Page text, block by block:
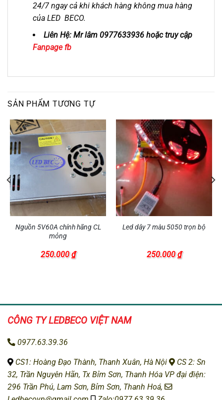
24/7 ngay cả khi khách hàng không mua hàng
của LED BECO.
Liên Hệ: Mr lâm 0977633936 hoặc truy cập
Fanpage fb
SẢN PHẨM TƯƠNG TỰ
Nguồn 5V60A chính hãng CL
mỏng
250.000₫
Led dây 7 màu 5050 trọn bộ
250.000₫
CÔNG TY LEDBECO VIỆT NAM
0977.63.39.36
CS1: Hoàng Đạo Thành, Thanh Xuân, Hà Nội
CS 2: Sn
32, Trần Nguyên Hãn, Tx Bỉm Sơn, Thanh Hóa VP đại điện:
296 Trần Phú, Lam Sơn, Bỉm Sơn, Thanh Hoá,